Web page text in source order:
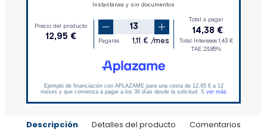
Descripción Detalles del producto Comentarios